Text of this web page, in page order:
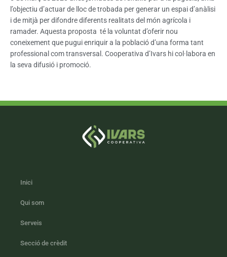
l’objectiu d’actuar de lloc de trobada per generar un espai d’anàlisi
i de mitjà per difondre diferents realitats del món agrícola i
ramader. Aquesta proposta té la voluntat d’oferir nou
coneixement que pugui enriquir a la població d’una forma tant
professional com transversal. Cooperativa d’Ivars hi col·labora en
la seva difusió i promoció.
Inici
Qui som
Serveis
Secció de crèdit